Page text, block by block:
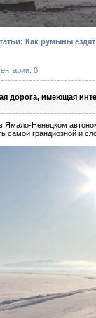
Как румыны
0
дорога, имеющая
Ямало-Ненецком
самой грандиозной и